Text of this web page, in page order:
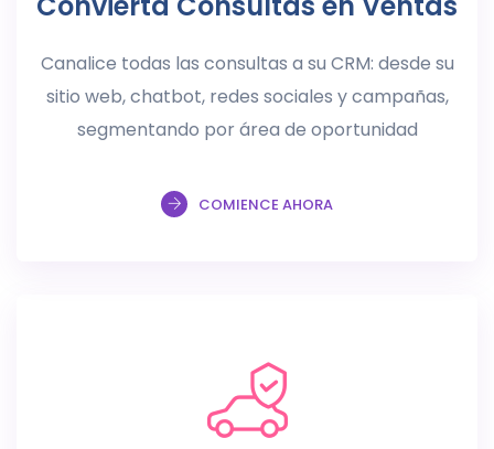
Canalice todas las consultas a su CRM: desde su
sitio web, chatbot, redes sociales y campañas,
segmentando por área de oportunidad
COMIENCE AHORA